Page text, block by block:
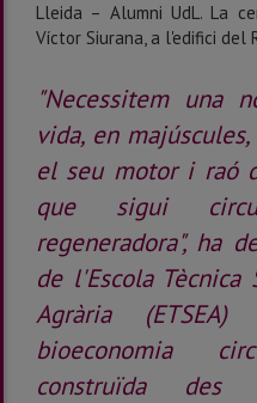
Lleida – Alumni UdL. La
Víctor Siurana, a l'edifici del
"Necessitem una
vida, en
el seu motor i raó
que sigui
regeneradora", ha
de l'Escola Tècnica
Agrària
bioeconomia
construïda